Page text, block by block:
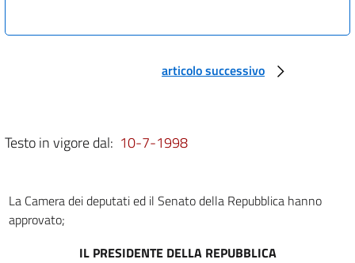
articolo successivo
Testo in vigore dal: 10-7-1998
La Camera dei deputati ed il Senato della Repubblica hanno
approvato;
IL PRESIDENTE DELLA REPUBBLICA